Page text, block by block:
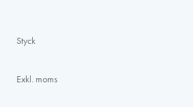
Styck
Exkl. moms